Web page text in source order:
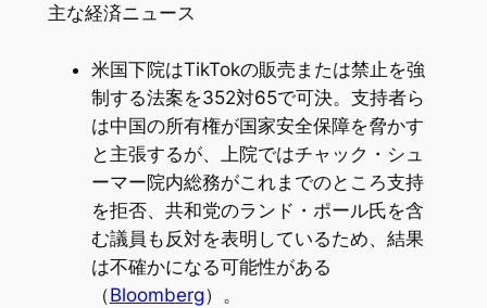
主な経済ニュース
米国下院はTikTokの販売または禁止を強
制する法案を352対65で可決。支持者ら
は中国の所有権が国家安全保障を脅かす
と主張するが、上院ではチャック・シュ
ーマー院内総務がこれまでのところ支持
を拒否、共和党のランド・ポール氏を含
む議員も反対を表明しているため、結果
は不確かになる可能性がある
（Bloomberg）。